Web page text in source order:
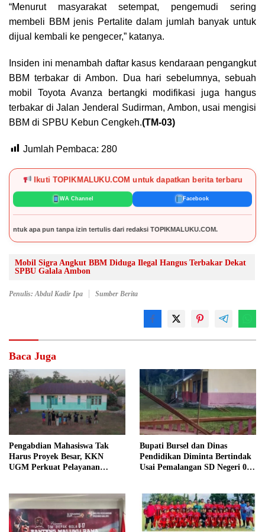
“Menurut masyarakat setempat, pengemudi sering
membeli BBM jenis Pertalite dalam jumlah banyak untuk
dijual kembali ke pengecer,” katanya.
Insiden ini menambah daftar kasus kendaraan pengangkut
BBM terbakar di Ambon. Dua hari sebelumnya, sebuah
mobil Toyota Avanza bertangki modifikasi juga hangus
terbakar di Jalan Jenderal Sudirman, Ambon, usai mengisi
BBM di SPBU Kebun Cengkeh.(TM-03)
Jumlah Pembaca: 280
Ikuti TOPIKMALUKU.COM untuk dapatkan berita terbaru
WA Channel Facebook
tanpa izin tertulis dari redaksi TOPIKMALUKU.COM.
Mobil Sigra Angkut BBM Diduga Ilegal Hangus Terbakar Dekat
SPBU Galala Ambon
Penulis: Abdul Kadir Ipa Sumber Berita
Baca Juga
Pengabdian Mahasiswa Tak
Harus Proyek Besar, KKN
UGM Perkuat Pelayanan
Bupati Bursel dan Dinas
Pendidikan Diminta Bertindak
Usai Pemalangan SD Negeri 09